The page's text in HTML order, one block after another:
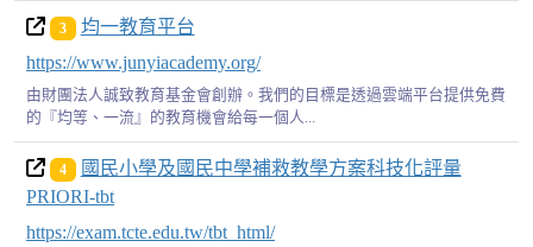
3
均一教育平台
https://www.junyiacademy.org/
由財團法人誠致教育基金會創辦。我們的目標是透過雲端平台提供免費
的『均等、一流』的教育機會給每一個人...
4
國民小學及國民中學補救教學方案科技化評量
PRIORI-tbt
https://exam.tcte.edu.tw/tbt_html/